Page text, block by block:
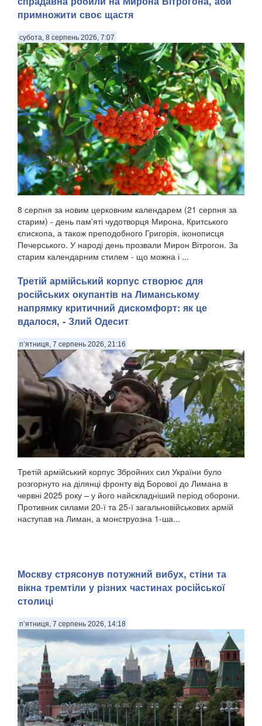
примножити своє щастя
субота, 8 серпень 2026, 7:07
8 серпня за новим церковним календарем (21 серпня за
старим) - день пам'яті чудотворця Мирона, Критського
єпископа, а також преподобного Григорія, іконописця
Печерського. У народі день прозвали Мирон Вітрогон. За
старим календарним стилем - що можна і ...
Третій армійський корпус створює для
російських окупантів на Лиманському
напрямку критичний дискомфорт: як це
вдалося, - Злий Одесит
п’ятниця, 7 серпень 2026, 21:16
Третій армійський корпус Збройних сил України було
розгорнуто на ділянці фронту від Борової до Лимана в
червні 2025 року – у його найскладніший період оборони.
Противник силами 20-ї та 25-ї загальновійськових армій
наступав на Лиман, а монструозна 1-ша...
Москву стрясонув потужний вибух, стіни та
вікна тремтіли у різних частинах російської
столиці
п’ятниця, 7 серпень 2026, 14:18